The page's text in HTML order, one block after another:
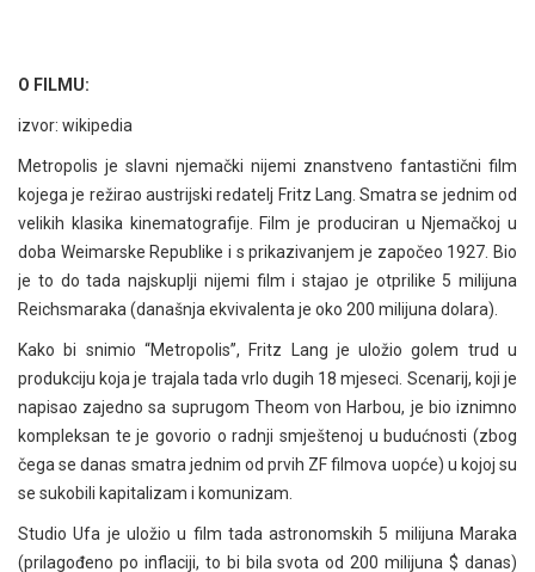
O FILMU:
izvor: wikipedia
Metropolis je slavni njemački nijemi znanstveno fantastični film
kojega je režirao austrijski redatelj Fritz Lang. Smatra se jednim od
velikih klasika kinematografije. Film je produciran u Njemačkoj u
doba Weimarske Republike i s prikazivanjem je započeo 1927. Bio
je to do tada najskuplji nijemi film i stajao je otprilike 5 milijuna
Reichsmaraka (današnja ekvivalenta je oko 200 milijuna dolara).
Kako bi snimio “Metropolis”, Fritz Lang je uložio golem trud u
produkciju koja je trajala tada vrlo dugih 18 mjeseci. Scenarij, koji je
napisao zajedno sa suprugom Theom von Harbou, je bio iznimno
kompleksan te je govorio o radnji smještenoj u budućnosti (zbog
čega se danas smatra jednim od prvih ZF filmova uopće) u kojoj su
se sukobili kapitalizam i komunizam.
Studio Ufa je uložio u film tada astronomskih 5 milijuna Maraka
(prilagođeno po inflaciji, to bi bila svota od 200 milijuna $ danas)